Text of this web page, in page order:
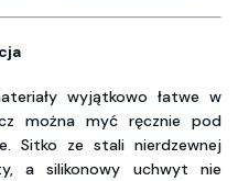
wyjątkowo łatwe w
można myć ręcznie pod
Sitko ze stali nierdzewnej
a silikonowy uchwyt nie